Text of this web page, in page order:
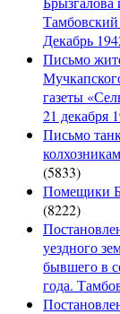
Декабрь
Письмо
газеты
21 декабря
Письмо
(5833)
Помещики
(8222)
уездного
бывшего в
года.